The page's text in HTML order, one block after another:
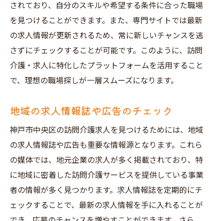
されており、自分のスキルや希望する条件に合った職場
を見つけることができます。また、専門サイトでは最新
の求人情報が更新されるため、常に新しいチャンスを逃
さずにチェックすることが可能です。このように、訪問
介護・求人に特化したプラットフォームを活用すること
で、理想の職場探しが一層スムーズになります。
地域の求人情報誌や広告のチェック
神戸市中央区の訪問介護求人を見つけるためには、地域
の求人情報誌や広告も重要な情報源となります。これら
の媒体では、地元企業の求人が多く掲載されており、特
に地域に密着した訪問介護サービスを提供している事業
者の情報が多く見つかります。求人情報誌を定期的にチ
ェックすることで、最新の求人情報を手に入れることが